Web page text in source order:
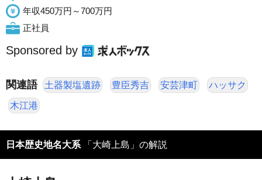
年収450万円～700万円
正社員
Sponsored by
関連語 土器製塩遺跡 豊臣秀吉 安芸津町 ハッサク
木江港
日本歴史地名大系 「大崎上島」の解説